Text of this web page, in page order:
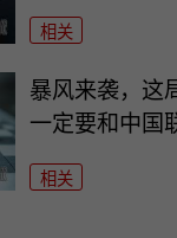
相关
暴风来袭，这
一定要和中国
相关